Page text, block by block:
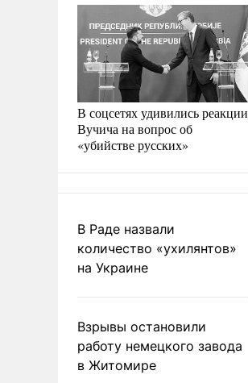
В соцсетях удивились реакции
Вучича на вопрос об
«убийстве русских»
В Раде назвали
количество «ухилянтов»
на Украине
Взрывы остановили
работу немецкого завода
в Житомире